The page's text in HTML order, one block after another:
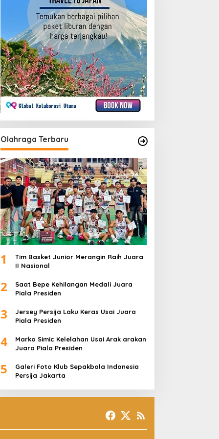
Olahraga Terbaru
1
Tim Basket Junior Merangin Raih Juara
2
Saat Bepe Kehilangan Medali Juara
Piala Presiden
3
Jersey Persija Laku Keras Usai Juara
Piala Presiden
4
Marko Simic Kelelahan Usai Arak arakan
Juara Piala Presiden
5
Galeri Foto Klub Sepakbola Indonesia
Persija Jakarta